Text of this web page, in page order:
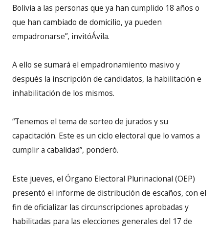
Bolivia a las personas que ya han cumplido 18 años o
que han cambiado de domicilio, ya pueden
empadronarse”, invitóÁvila.
A ello se sumará el empadronamiento masivo y
después la inscripción de candidatos, la habilitación e
inhabilitación de los mismos.
“Tenemos el tema de sorteo de jurados y su
capacitación. Este es un ciclo electoral que lo vamos a
cumplir a cabalidad”, ponderó.
Este jueves, el Órgano Electoral Plurinacional (OEP)
presentó el informe de distribución de escaños, con el
fin de oficializar las circunscripciones aprobadas y
habilitadas para las elecciones generales del 17 de